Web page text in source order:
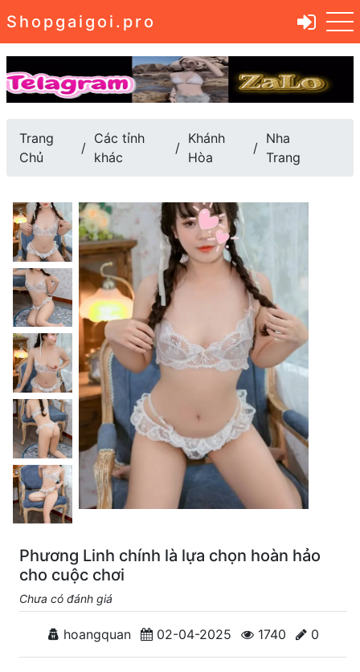
Shopgaigoi.pro
Trang
Chủ
Các tỉnh
khác
Khánh
Hòa
Nha
Trang
Phương Linh chính là lựa chọn hoàn hảo
cho cuộc chơi
Chưa có đánh giá
hoangquan 02-04-2025 1740 0